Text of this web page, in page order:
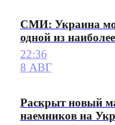
СМИ: Украина
одной из
22:36
8 АВГ
Раскрыт новый
наемников на